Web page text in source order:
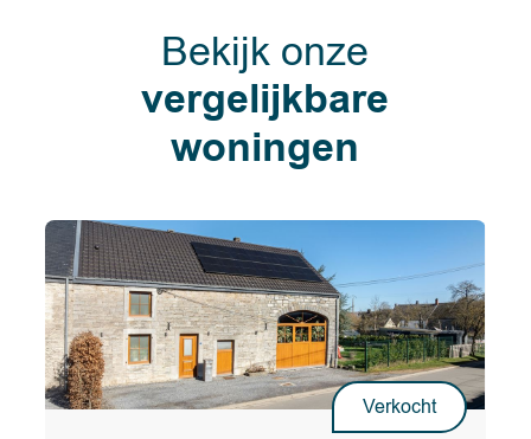
Bekijk onze
vergelijkbare
woningen
Verkocht